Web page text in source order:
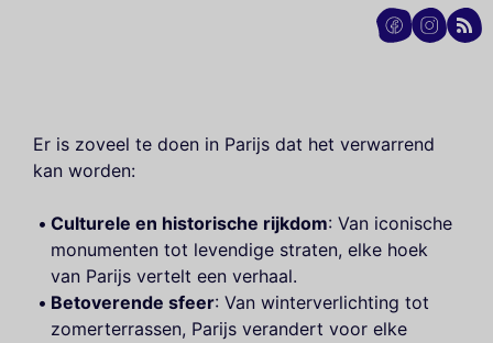
Er is zoveel te doen in Parijs dat het verwarrend
kan worden:
Culturele en historische rijkdom: Van iconische
monumenten tot levendige straten, elke hoek
van Parijs vertelt een verhaal.
Betoverende sfeer: Van winterverlichting tot
zomerterrassen, Parijs verandert voor elke